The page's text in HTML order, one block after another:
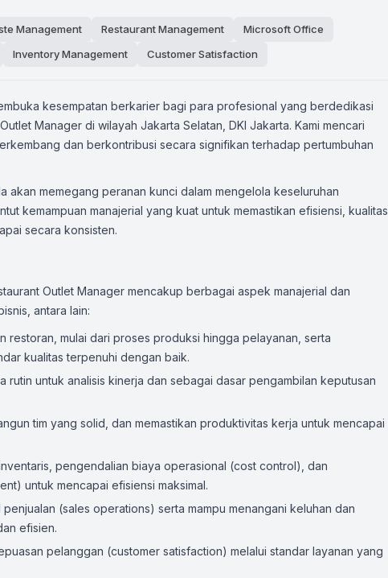
Management Restaurant Management
Microsoft Office
Inventory Management Customer Satisfaction
kesempatan berkarier bagi para profesional yang berdedikasi
Manager di wilayah Jakarta Selatan, DKI Jakarta. Kami mencari
dan berkontribusi secara signifikan terhadap pertumbuhan
akan memegang peranan kunci dalam mengelola keseluruhan
kemampuan manajerial yang kuat untuk memastikan efisiensi, kualitas
secara konsisten.
Outlet Manager mencakup berbagai aspek manajerial dan
antara lain:
restoran, mulai dari proses produksi hingga pelayanan, serta
kualitas terpenuhi dengan baik.
rutin untuk analisis kinerja dan sebagai dasar pengambilan keputusan
tim yang solid, dan memastikan produktivitas kerja untuk mencapai
pengendalian biaya operasional (cost control), dan
untuk mencapai efisiensi maksimal.
(sales operations) serta mampu menangani keluhan dan
efisien.
pelanggan (customer satisfaction) melalui standar layanan yang